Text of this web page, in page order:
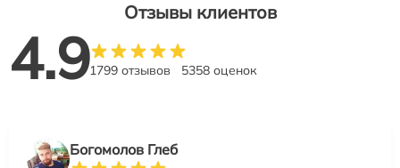
Отзывы клиентов
4.91799 отзывов 5358 оценок
Богомолов Глеб